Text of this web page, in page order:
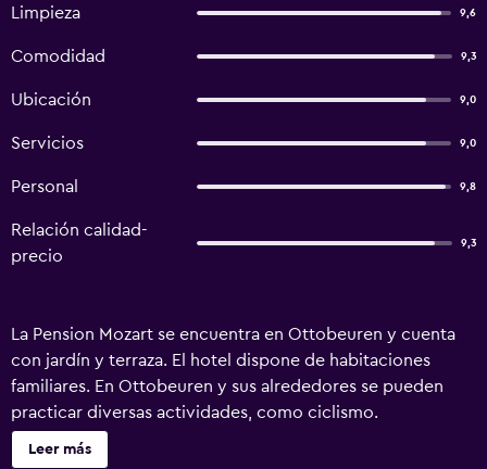
Limpieza 9,6
Comodidad 9,3
Ubicación 9,0
Servicios 9,0
Personal 9,8
Relación calidad-
precio
9,3
La Pension Mozart se encuentra en Ottobeuren y cuenta
con jardín y terraza. El hotel dispone de habitaciones
familiares. En Ottobeuren y sus alrededores se pueden
practicar diversas actividades, como ciclismo.
Oberstaufen se encuentra a 47 km del alojamiento,
mientras que Kempten está a 23 km. El aeropuerto más
Leer más